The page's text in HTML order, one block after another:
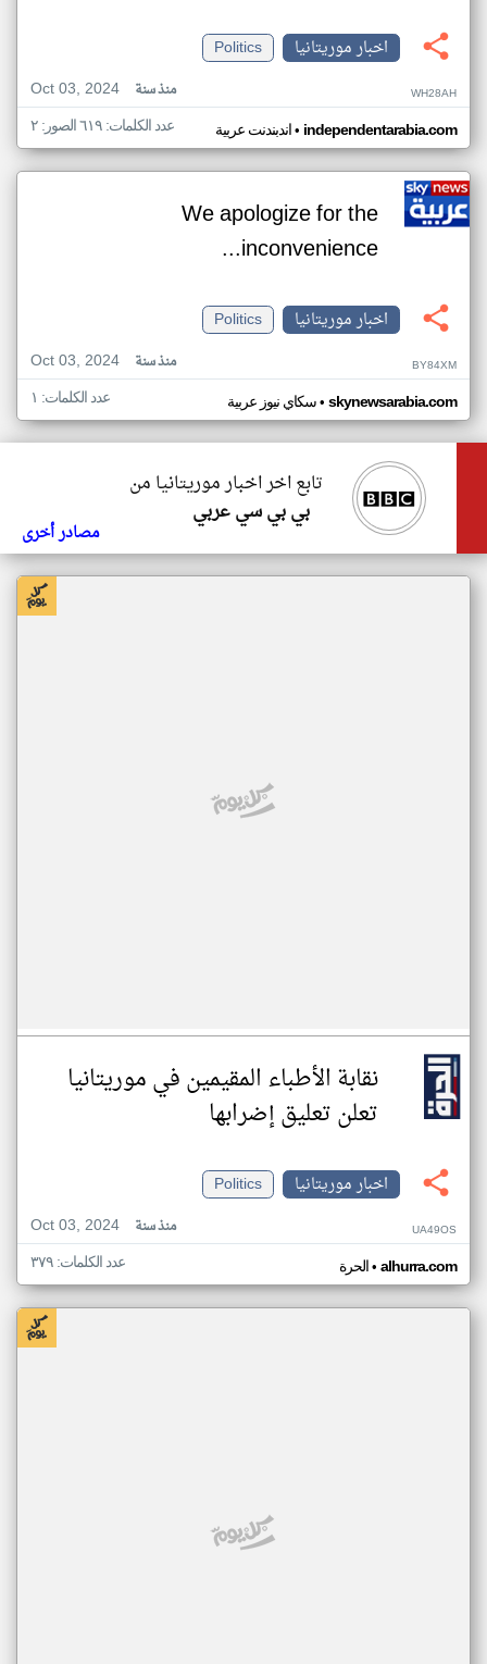
اخبار موريتانيا
Politics
Oct 03, 2024
منذ سنة WH28AH
اندبندنت عربية• independentarabia.com عدد الكلمات: ٦١٩ الصور: ٢
We apologize for the
inconvenience...
اخبار موريتانيا
Politics
Oct 03, 2024
منذ سنة BY84XM
سكاي نيوز عربية• skynewsarabia.com عدد الكلمات: ١
تابع اخر اخبار موريتانيا من
بي بي سي عربي
مصادر أخرى
نقابة الأطباء المقيمين في موريتانيا
تعلن تعليق إضرابها
اخبار موريتانيا
Politics
Oct 03, 2024
منذ سنة UA49OS
الحرة• alhurra.com عدد الكلمات: ٣٧٩